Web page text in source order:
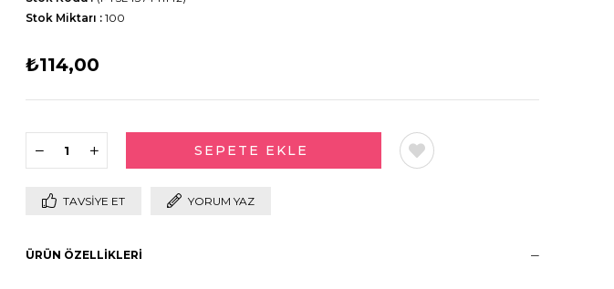
Stok Miktarı : 100
₺114,00
TAVSIYE ET YORUM YAZ
ÜRÜN ÖZELLIKLERI